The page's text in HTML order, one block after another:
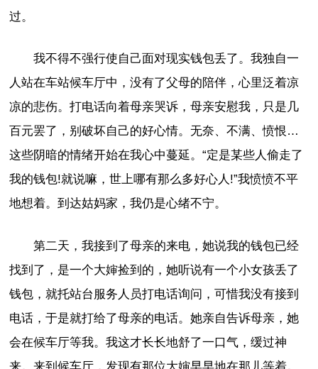
过。
我不得不强行使自己面对现实钱包丢了。我独自一
人站在车站候车厅中，没有了父母的陪伴，心里泛着凉
凉的悲伤。打电话向着母亲哭诉，母亲安慰我，只是几
百元罢了，别破坏自己的好心情。无奈、不满、愤恨…
这些阴暗的情绪开始在我心中蔓延。“定是某些人偷走了
我的钱包!就说嘛，世上哪有那么多好心人!”我愤愤不平
地想着。到达姑妈家，我仍是心绪不宁。
第二天，我接到了母亲的来电，她说我的钱包已经
找到了，是一个大婶捡到的，她听说有一个小女孩丢了
钱包，就托站台服务人员打电话询问，可惜我没有接到
电话，于是就打给了母亲的电话。她亲自告诉母亲，她
会在候车厅等我。我这才长长地舒了一口气，缓过神